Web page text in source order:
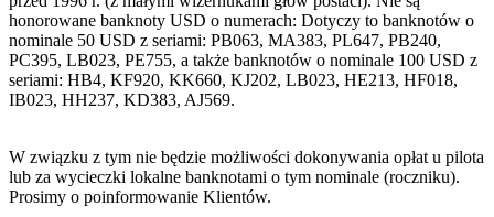
honorowane banknoty USD o numerach: Dotyczy to banknotów o
nominale 50 USD z seriami: PB063, MA383, PL647, PB240,
PC395, LB023, PE755, a także banknotów o nominale 100 USD z
seriami: HB4, KF920, KK660, KJ202, LB023, HE213, HF018,
IB023, HH237, KD383, AJ569.
W związku z tym nie będzie możliwości dokonywania opłat u pilota
lub za wycieczki lokalne banknotami o tym nominale (roczniku).
Prosimy o poinformowanie Klientów.